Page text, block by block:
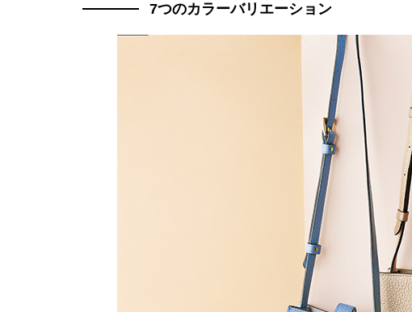
7つのカラーバリエーション